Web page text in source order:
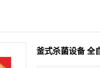
釜式杀菌设备 全